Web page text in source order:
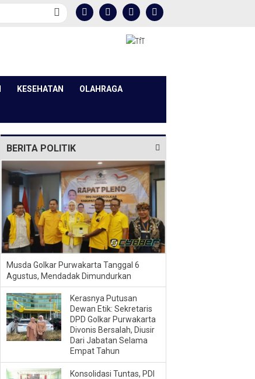
KESEHATAN OLAHRAGA
BERITA POLITIK
Musda Golkar Purwakarta Tanggal 6
Agustus, Mendadak Dimundurkan
Kerasnya Putusan
Dewan Etik: Sekretaris
DPD Golkar Purwakarta
Divonis Bersalah, Diusir
Dari Jabatan Selama
Empat Tahun
Konsolidasi Tuntas, PDI